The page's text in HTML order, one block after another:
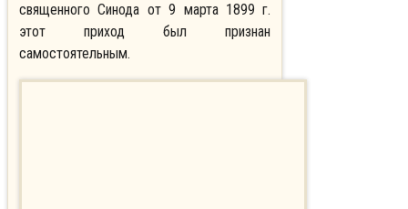
священного Синода от 9 марта 1899 г.
этот приход был признан
самостоятельным.